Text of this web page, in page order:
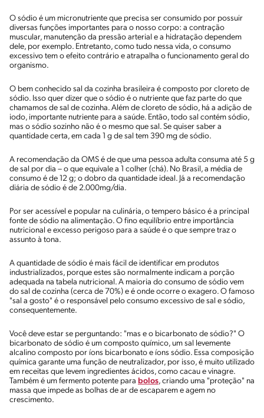
O sódio é um micronutriente que precisa ser consumido por possuir
diversas funções importantes para o nosso corpo: a contração
muscular, manutenção da pressão arterial e a hidratação dependem
dele, por exemplo. Entretanto, como tudo nessa vida, o consumo
excessivo tem o efeito contrário e atrapalha o funcionamento geral do
organismo.
O bem conhecido sal da cozinha brasileira é composto por cloreto de
sódio. Isso quer dizer que o sódio é o nutriente que faz parte do que
chamamos de sal de cozinha. Além de cloreto de sódio, há a adição de
iodo, importante nutriente para a saúde. Então, todo sal contém sódio,
mas o sódio sozinho não é o mesmo que sal. Se quiser saber a
quantidade certa, em cada 1 g de sal tem 390 mg de sódio.
A recomendação da OMS é de que uma pessoa adulta consuma até 5 g
de sal por dia – o que equivale a 1 colher (chá). No Brasil, a média de
consumo é de 12 g; o dobro da quantidade ideal. Já a recomendação
diária de sódio é de 2.000mg/dia.
Por ser acessível e popular na culinária, o tempero básico é a principal
fonte de sódio na alimentação. O fino equilíbrio entre importância
nutricional e excesso perigoso para a saúde é o que sempre traz o
assunto à tona.
A quantidade de sódio é mais fácil de identificar em produtos
industrializados, porque estes são normalmente indicam a porção
adequada na tabela nutricional. A maioria do consumo de sódio vem
do sal de cozinha (cerca de 70%) e é onde ocorre o exagero. O famoso
"sal a gosto" é o responsável pelo consumo excessivo de sal e sódio,
consequentemente.
Você deve estar se perguntando: "mas e o bicarbonato de sódio?" O
bicarbonato de sódio é um composto químico, um sal levemente
alcalino composto por íons bicarbonato e íons sódio. Essa composição
química garante uma função de neutralizador, por isso, é muito utilizado
em receitas que levem ingredientes ácidos, como cacau e vinagre.
Também é um fermento potente para bolos, criando uma "proteção" na
massa que impede as bolhas de ar de escaparem e agem no
crescimento.